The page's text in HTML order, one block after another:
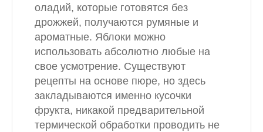
оладий, которые готовятся без
дрожжей, получаются румяные и
ароматные. Яблоки можно
использовать абсолютно любые на
свое усмотрение. Существуют
рецепты на основе пюре, но здесь
закладываются именно кусочки
фрукта, никакой предварительной
термической обработки проводить не